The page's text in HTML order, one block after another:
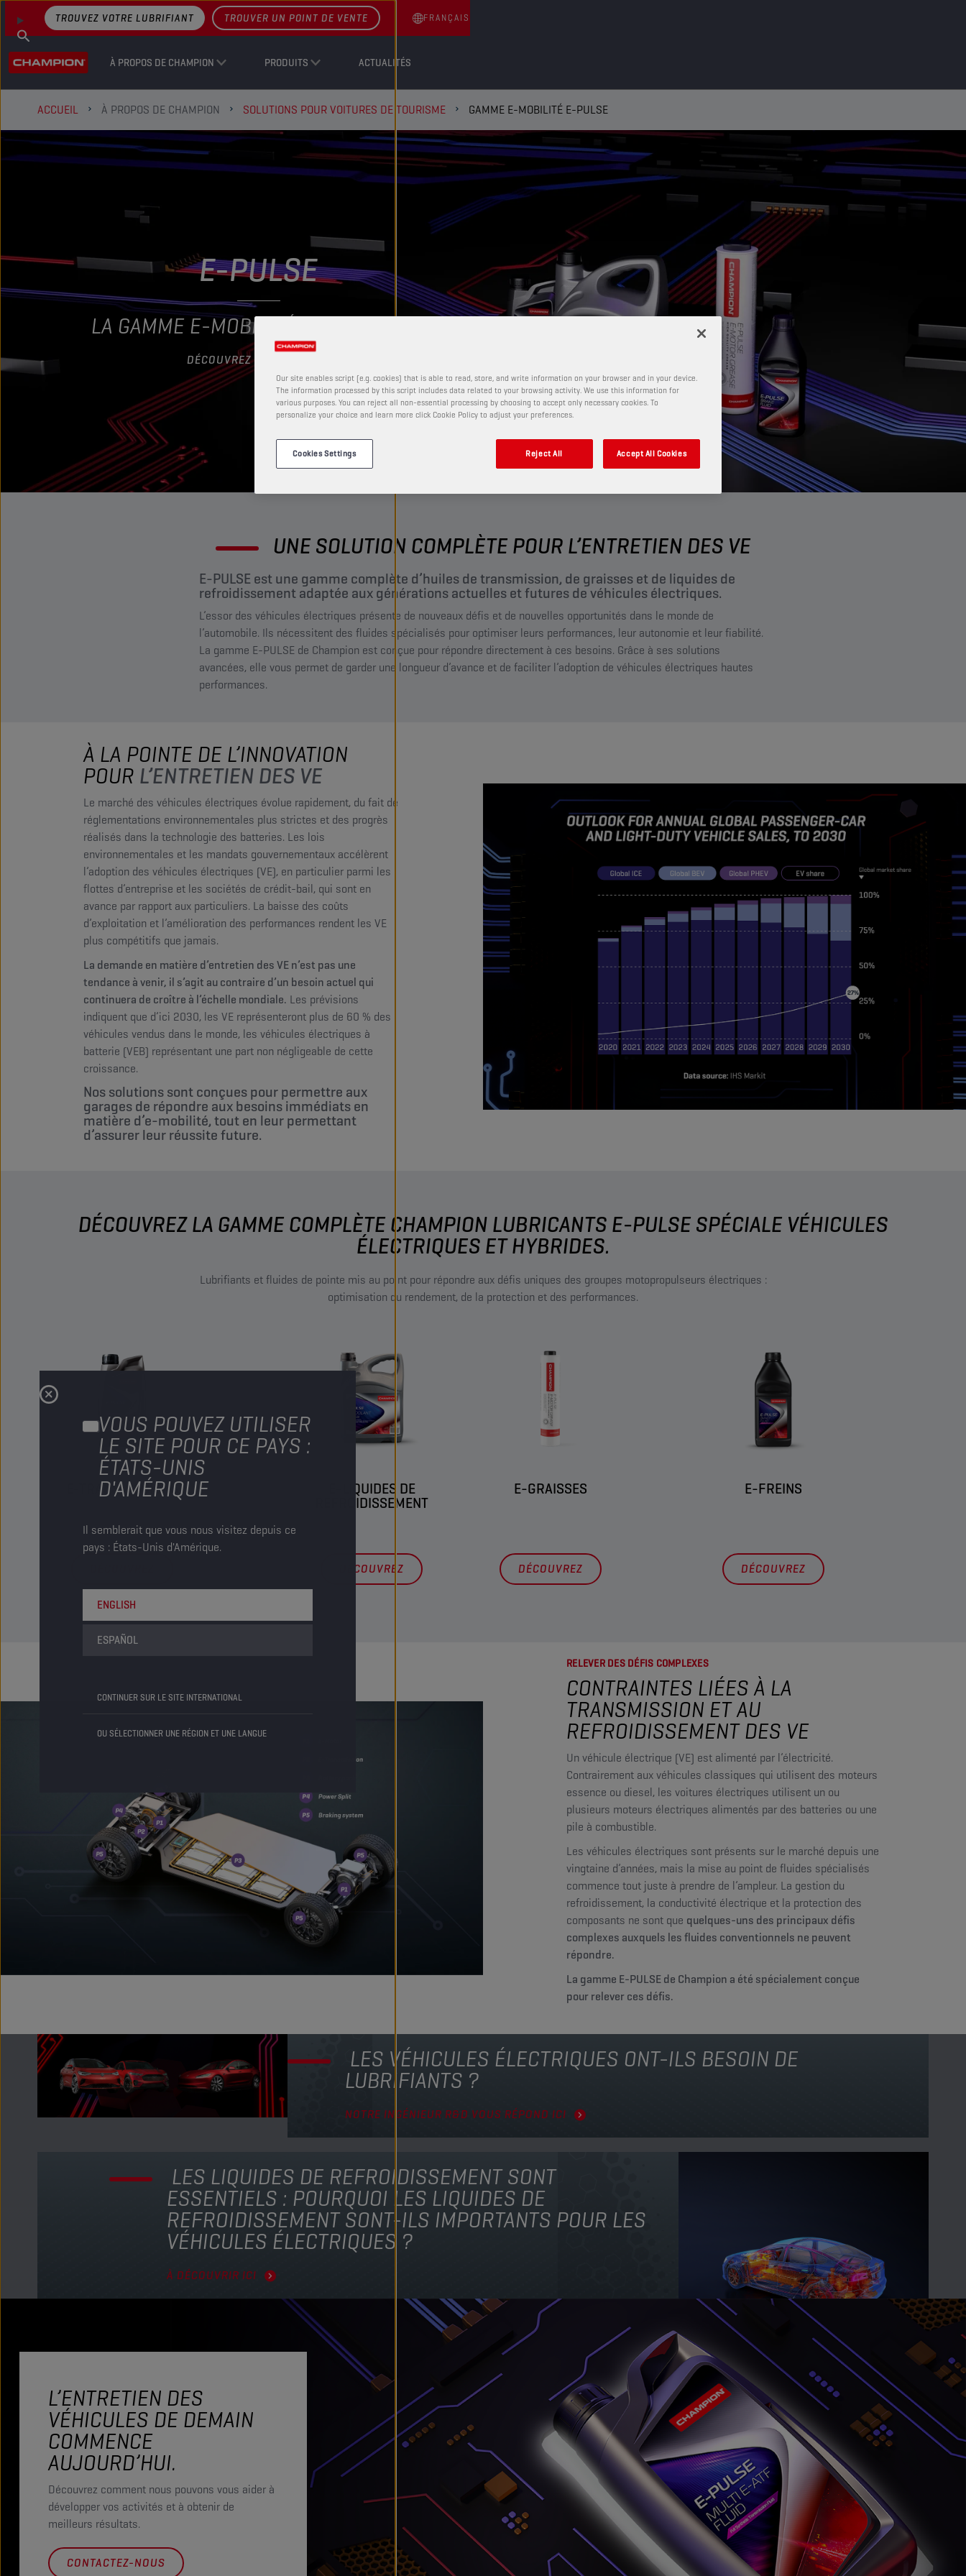
VOUS POUVEZ UTILISER
LE SITE POUR CE PAYS :
ÉTATS-UNIS
D'AMÉRIQUE
Il semblerait que vous nous visitez depuis ce
pays : États-Unis d'Amérique.
ENGLISH
ESPAÑOL
CONTINUER SUR LE SITE INTERNATIONAL
OU SÉLECTIONNER UNE RÉGION ET UNE LANGUE
À PROPOS DE CHAMPION PRODUITS ACTUALITÉS
TROUVEZ VOTRE LUBRIFIANT TROUVER UN POINT DE VENTE FRANÇAIS
ACCUEIL À PROPOS DE CHAMPION SOLUTIONS POUR VOITURES DE TOURISME GAMME E-MOBILITÉ E-PULSE
E-PULSE
LA GAMME E-MOBILITÉ DE CHAMPION
DÉCOUVREZ LA GAMME
UNE SOLUTION COMPLÈTE POUR L’ENTRETIEN DES VE
E-PULSE est une gamme complète d’huiles de transmission, de graisses et de liquides de
refroidissement adaptée aux générations actuelles et futures de véhicules électriques.
L’essor des véhicules électriques présente de nouveaux défis et de nouvelles opportunités dans le monde de
l’automobile. Ils nécessitent des fluides spécialisés pour optimiser leurs performances, leur autonomie et leur fiabilité.
La gamme E-PULSE de Champion est conçue pour répondre directement à ces besoins. Grâce à ses solutions
avancées, elle vous permet de garder une longueur d’avance et de faciliter l’adoption de véhicules électriques hautes
performances.
À LA POINTE DE L’INNOVATION
POUR L’ENTRETIEN DES VE
Le marché des véhicules électriques évolue rapidement, du fait de
réglementations environnementales plus strictes et des progrès
réalisés dans la technologie des batteries. Les lois
environnementales et les mandats gouvernementaux accélèrent
l’adoption des véhicules électriques (VE), en particulier parmi les
flottes d’entreprise et les sociétés de crédit-bail, qui sont en
avance par rapport aux particuliers. La baisse des coûts
d’exploitation et l’amélioration des performances rendent les VE
plus compétitifs que jamais.
La demande en matière d’entretien des VE n’est pas une
tendance à venir, il s’agit au contraire d’un besoin actuel qui
continuera de croître à l’échelle mondiale. Les prévisions
indiquent que d’ici 2030, les VE représenteront plus de 60 % des
véhicules vendus dans le monde, les véhicules électriques à
batterie (VEB) représentant une part non négligeable de cette
croissance.
Nos solutions sont conçues pour permettre aux
garages de répondre aux besoins immédiats en
matière d’e-mobilité, tout en leur permettant
d’assurer leur réussite future.
DÉCOUVREZ LA GAMME COMPLÈTE CHAMPION LUBRICANTS E-PULSE SPÉCIALE VÉHICULES
ÉLECTRIQUES ET HYBRIDES.
Lubrifiants et fluides de pointe mis au point pour répondre aux défis uniques des groupes motopropulseurs électriques :
optimisation du rendement, de la protection et des performances.
E-TRANSMISSIONS E-LIQUIDES DE
REFROIDISSEMENT
DÉCOUVREZ
E-GRAISSES
DÉCOUVREZ
E-FREINS
DÉCOUVREZ
RELEVER DES DÉFIS COMPLEXES
CONTRAINTES LIÉES À LA
TRANSMISSION ET AU
REFROIDISSEMENT DES VE
Un véhicule électrique (VE) est alimenté par l’électricité.
Contrairement aux véhicules classiques qui utilisent des moteurs
essence ou diesel, les voitures électriques utilisent un ou
plusieurs moteurs électriques alimentés par des batteries ou une
pile à combustible.
Les véhicules électriques sont présents sur le marché depuis une
vingtaine d’années, mais la mise au point de fluides spécialisés
commence tout juste à prendre de l’ampleur. La gestion du
refroidissement, la conductivité électrique et la protection des
composants ne sont que quelques-uns des principaux défis
complexes auxquels les fluides conventionnels ne peuvent
répondre.
La gamme E-PULSE de Champion a été spécialement conçue
pour relever ces défis.
LES VÉHICULES ÉLECTRIQUES ONT-ILS BESOIN DE
LUBRIFIANTS ?
NOTRE INGÉNIEUR R&D VOUS RÉPOND ICI
LES LIQUIDES DE REFROIDISSEMENT SONT
ESSENTIELS : POURQUOI LES LIQUIDES DE
REFROIDISSEMENT SONT-ILS IMPORTANTS POUR LES
VÉHICULES ÉLECTRIQUES ?
À DÉCOUVRIR ICI
L’ENTRETIEN DES
VÉHICULES DE DEMAIN
COMMENCE
AUJOURD’HUI.
Découvrez comment nous pouvons vous aider à
développer vos activités et à obtenir de
meilleurs résultats.
CONTACTEZ-NOUS
Our site enables script (e.g. cookies) that is able to read, store, and write information on your browser and in your device.
The information processed by this script includes data related to your browsing activity. We use this information for
various purposes. You can reject all non-essential processing by choosing to accept only necessary cookies. To
personalize your choice and learn more click Cookie Policy to adjust your preferences.
Cookies Settings Reject All Accept All Cookies